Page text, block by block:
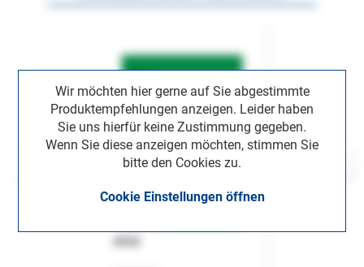
Wir möchten hier gerne auf Sie abgestimmte
Produktempfehlungen anzeigen. Leider haben
Sie uns hierfür keine Zustimmung gegeben.
Wenn Sie diese anzeigen möchten, stimmen Sie
bitte den Cookies zu.
Cookie Einstellungen öffnen